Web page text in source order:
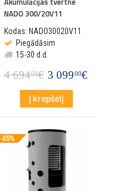
NADO 300/20V11
Kodas: NADO30020V11
Piegādāsim
15-30 d.d.
4 69400€ 3 09900€
Į krepšelį
-35%